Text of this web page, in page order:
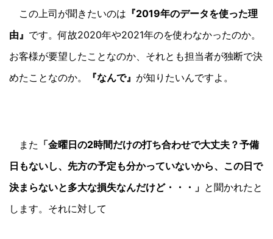
この上司が聞きたいのは 『2019年のデータを使った理
由』 です。何故2020年や2021年のを使わなかったのか。
お客様が要望したことなのか、それとも担当者が独断で決
めたことなのか。
『なんで』 が知りたいんですよ。
また 「金曜日の2時間だけの打ち合わせで大丈夫？予備
日もないし、先方の予定も分かっていないから、この日で
決まらないと多大な損失なんだけど・・・」 と聞かれたと
します。それに対して